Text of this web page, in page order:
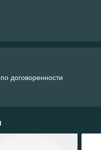
договоренности